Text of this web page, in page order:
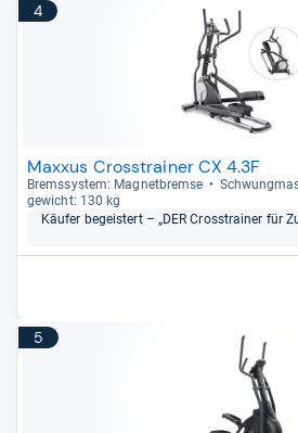
4
Maxxus Crosstrainer CX 4.3F
Brems­sys­tem: Magnet­bremse
ge­wicht: 130 kg
Käu­fer begeis­tert – „DER Cross­trai­ner für
5